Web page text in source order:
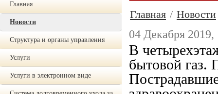
Главная
Новости
Структура и органы управления
Услуги
Услуги в электронном виде
Главная / Новости
04 Декабря 2019,
В
бытовой газ.